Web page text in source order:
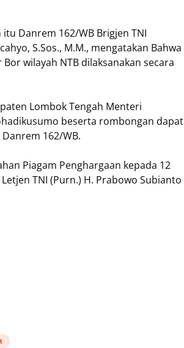
Danrem 162/WB Brigjen TNI
S.Sos., M.M., mengatakan Bahwa
wilayah NTB dilaksanakan secara
Lombok Tengah Menteri
beserta rombongan dapat
162/WB.
Piagam Penghargaan kepada 12
TNI (Purn.) H. Prabowo Subianto